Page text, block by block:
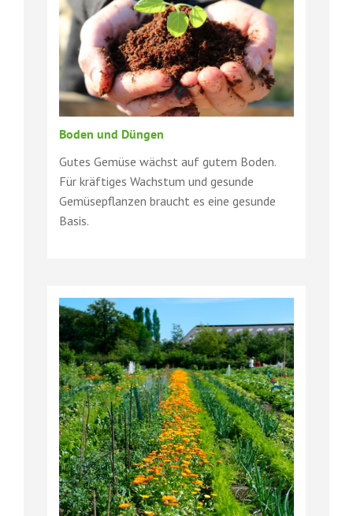
Boden und Düngen
Gutes Gemüse wächst auf gutem Boden.
Für kräftiges Wachstum und gesunde
Gemüsepflanzen braucht es eine gesunde
Basis.